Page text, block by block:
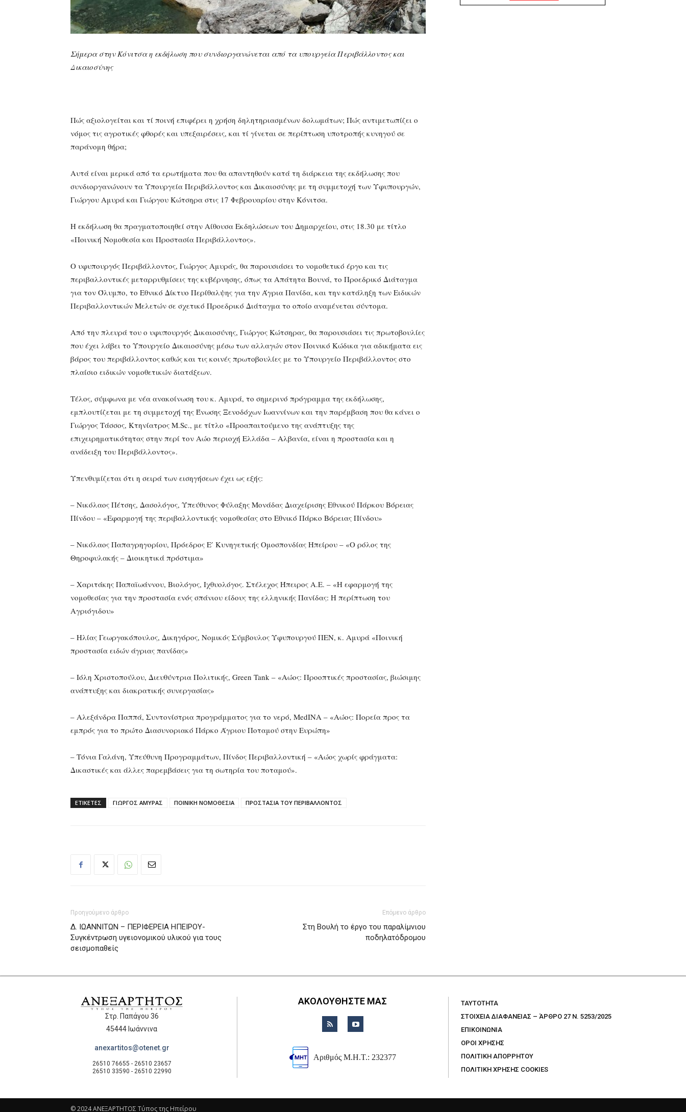
Σήμερα στην Κόνιτσα η εκδήλωση που συνδιοργανώνεται από τα υπουργεία Περιβάλλοντος και
Δικαιοσύνης
Πώς αξιολογείται και τί ποινή επιφέρει η χρήση δηλητηριασμένων δολωμάτων; Πώς αντιμετωπίζει ο
νόμος τις αγροτικές φθορές και υπεξαιρέσεις, και τί γίνεται σε περίπτωση υποτροπής κυνηγού σε
παράνομη θήρα;
Αυτά είναι μερικά από τα ερωτήματα που θα απαντηθούν κατά τη διάρκεια της εκδήλωσης που
συνδιοργανώνουν τα Υπουργεία Περιβάλλοντος και Δικαιοσύνης με τη συμμετοχή των Υφυπουργών,
Γιώργου Αμυρά και Γιώργου Κώτσηρα στις 17 Φεβρουαρίου στην Κόνιτσα.
Η εκδήλωση θα πραγματοποιηθεί στην Αίθουσα Εκδηλώσεων του Δημαρχείου, στις 18.30 με τίτλο
«Ποινική Νομοθεσία και Προστασία Περιβάλλοντος».
Ο υφυπουργός Περιβάλλοντος, Γιώργος Αμυράς, θα παρουσιάσει το νομοθετικό έργο και τις
περιβαλλοντικές μεταρρυθμίσεις της κυβέρνησης, όπως τα Απάτητα Βουνά, το Προεδρικό Διάταγμα
για τον Όλυμπο, το Εθνικό Δίκτυο Περίθαλψης για την Άγρια Πανίδα, και την κατάληξη των Ειδικών
Περιβαλλοντικών Μελετών σε σχετικό Προεδρικό Διάταγμα το οποίο αναμένεται σύντομα.
Από την πλευρά του ο υφυπουργός Δικαιοσύνης, Γιώργος Κώτσηρας, θα παρουσιάσει τις πρωτοβουλίες
που έχει λάβει το Υπουργείο Δικαιοσύνης μέσω των αλλαγών στον Ποινικό Κώδικα για αδικήματα εις
βάρος του περιβάλλοντος καθώς και τις κοινές πρωτοβουλίες με το Υπουργείο Περιβάλλοντος στο
πλαίσιο ειδικών νομοθετικών διατάξεων.
Τέλος, σύμφωνα με νέα ανακοίνωση του κ. Αμυρά, το σημερινό πρόγραμμα της εκδήλωσης,
εμπλουτίζεται με τη συμμετοχή της Ένωσης Ξενοδόχων Ιωαννίνων και την παρέμβαση που θα κάνει ο
Γιώργος Τάσσος, Κτηνίατρος M.Sc., με τίτλο «Προαπαιτούμενο της ανάπτυξης της
επιχειρηματικότητας στην περί τον Αώο περιοχή Ελλάδα – Αλβανία, είναι η προστασία και η
ανάδειξη του Περιβάλλοντος».
Υπενθυμίζεται ότι η σειρά των εισηγήσεων έχει ως εξής:
– Νικόλαος Πέτσης, Δασολόγος, Υπεύθυνος Φύλαξης Μονάδας Διαχείρισης Εθνικού Πάρκου Βόρειας
Πίνδου – «Εφαρμογή της περιβαλλοντικής νομοθεσίας στο Εθνικό Πάρκο Βόρειας Πίνδου»
– Νικόλαος Παπαγρηγορίου, Πρόεδρος Ε ́ Κυνηγετικής Ομοσπονδίας Ηπείρου – «Ο ρόλος της
Θηροφυλακής – Διοικητικά πρόστιμα»
– Χαριτάκης Παπαϊωάννου, Βιολόγος, Ιχθυολόγος. Στέλεχος Ήπειρος Α.Ε. – «Η εφαρμογή της
νομοθεσίας για την προστασία ενός σπάνιου είδους της ελληνικής Πανίδας: Η περίπτωση του
Αγριόγιδου»
– Ηλίας Γεωργακόπουλος, Δικηγόρος, Νομικός Σύμβουλος Υφυπουργού ΠΕΝ, κ. Αμυρά «Ποινική
προστασία ειδών άγριας πανίδας»
– Ιόλη Χριστοπούλου, Διευθύντρια Πολιτικής, Green Tank – «Αώος: Προοπτικές προστασίας, βιώσιμης
ανάπτυξης και διακρατικής συνεργασίας»
– Αλεξάνδρα Παππά, Συντονίστρια προγράμματος για το νερό, MedINA – «Αώος: Πορεία προς τα
εμπρός για το πρώτο Διασυνοριακό Πάρκο Άγριου Ποταμού στην Ευρώπη»
– Τόνια Γαλάνη, Υπεύθυνη Προγραμμάτων, Πίνδος Περιβαλλοντική – «Αώος χωρίς φράγματα:
Δικαστικές και άλλες παρεμβάσεις για τη σωτηρία του ποταμού».
ΕΤΙΚΕΤΕΣ ΓΙΩΡΓΟΣ ΑΜΥΡΑΣ ΠΟΙΝΙΚΗ ΝΟΜΟΘΕΣΙΑ ΠΡΟΣΤΑΣΙΑ ΤΟΥ ΠΕΡΙΒΑΛΛΟΝΤΟΣ
Προηγούμενο άρθρο
Δ. ΙΩΑΝΝΙΤΩΝ – ΠΕΡΙΦΕΡΕΙΑ ΗΠΕΙΡΟΥ-
Συγκέντρωση υγειονομικού υλικού για τους
σεισμοπαθείς
Επόμενο άρθρο
Στη Βουλή το έργο του παραλίμνιου
ποδηλατόδρομου
Στρ. Παπάγου 36
45444 Ιωάννινα
anexartitos@otenet.gr
26510 76655 - 26510 23657
26510 33590 - 26510 22990
ΑΚΟΛΟΥΘΗΣΤΕ ΜΑΣ
Αριθμός Μ.Η.Τ.: 232377
TAYTOTHTA
ΣΤΟΙΧΕΙΑ ΔΙΑΦΑΝΕΙΑΣ – ΆΡΘΡΟ 27 Ν. 5253/2025
ΕΠΙΚΟΙΝΩΝΙΑ
ΟΡΟΙ ΧΡΗΣΗΣ
ΠΟΛΙΤΙΚΗ ΑΠΟΡΡΗΤΟΥ
ΠΟΛΙΤΙΚΗ ΧΡΗΣΗΣ COOKIES
© 2024 ΑΝΕΞΑΡΤΗΤΟΣ Τύπος της Ηπείρου